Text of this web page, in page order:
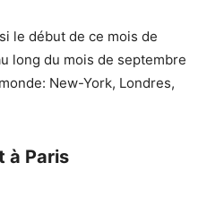
le début de ce mois de
long du mois de septembre
New-York, Londres,
à Paris